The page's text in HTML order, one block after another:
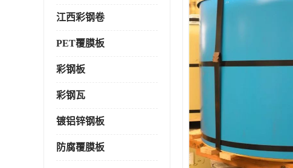
江西彩钢卷
PET覆膜板
彩钢板
彩钢瓦
镀铝锌钢板
防腐覆膜板